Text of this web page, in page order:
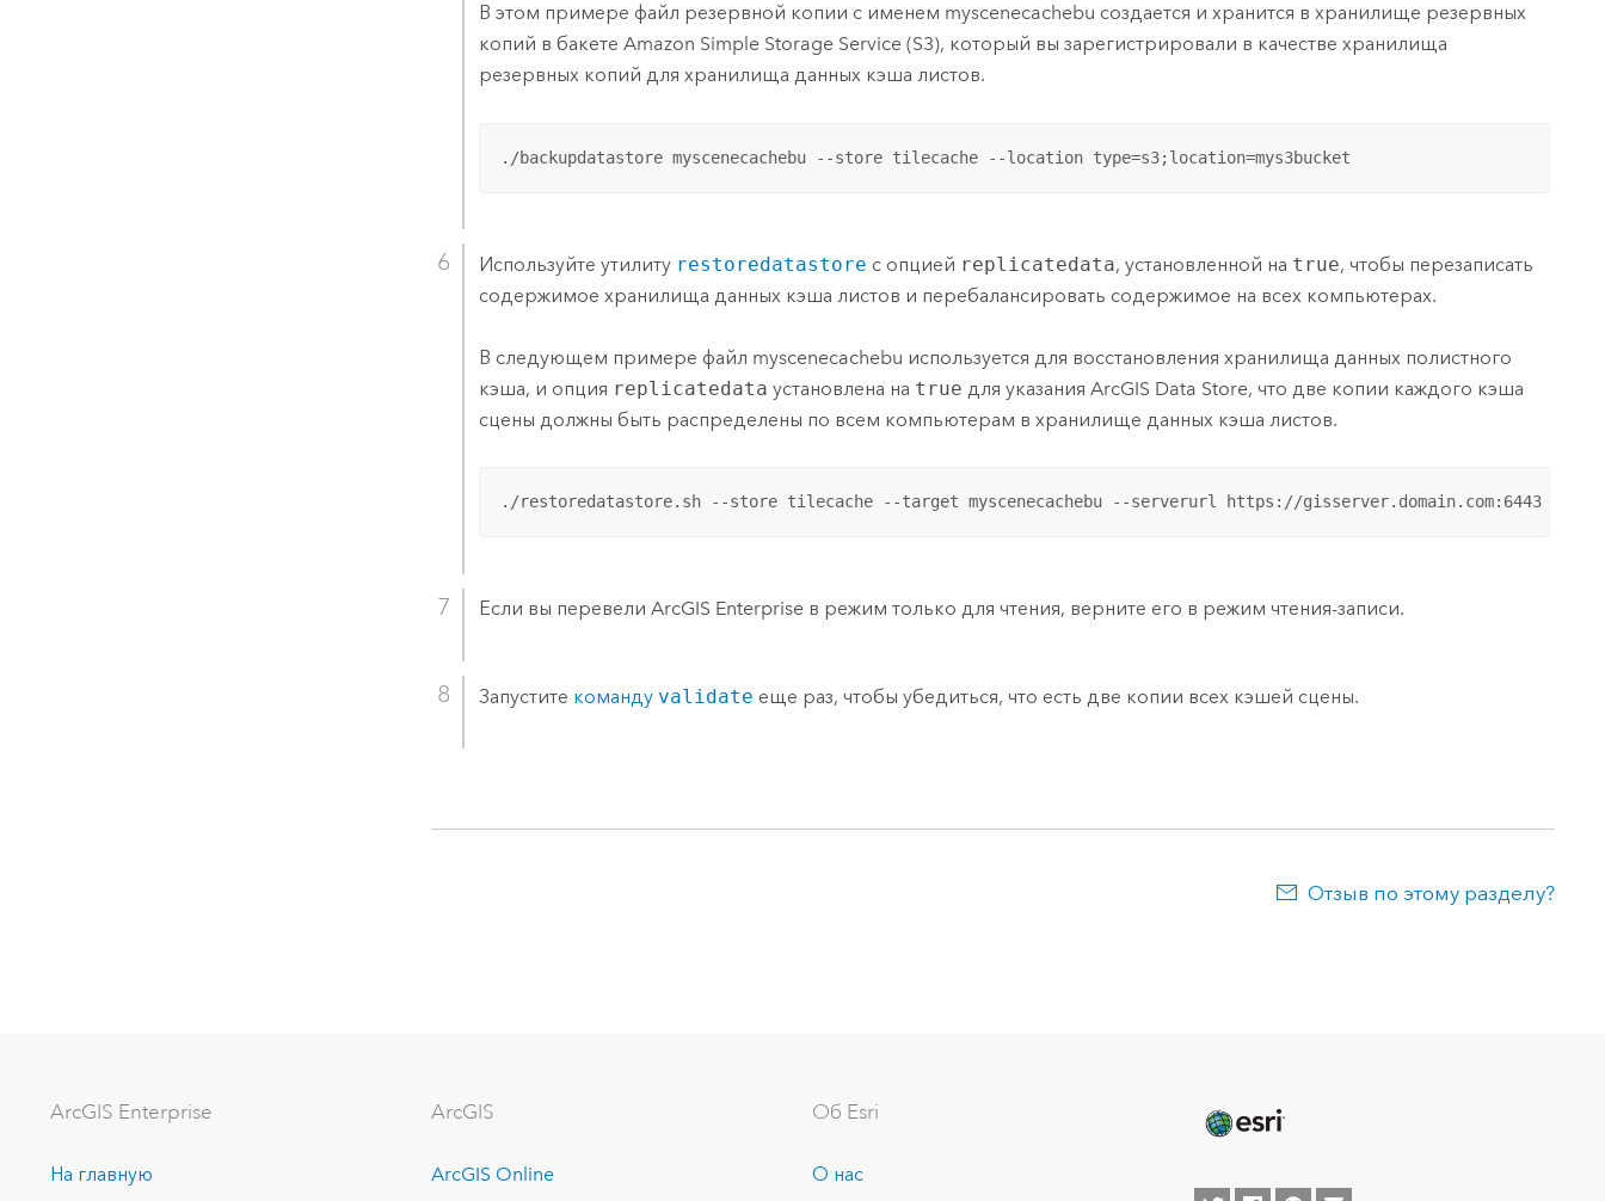
В этом примере файл резервной копии с именем myscenecachebu создается и хранится в хранилище резервных
копий в бакетеAmazon Simple Storage Service (S3), который вы зарегистрировали в качестве хранилища
резервных копий для хранилища данных кэша листов.
./backupdatastore myscenecachebu --store tilecache --location type=s3;location=mys3bucket
Используйте утилиту restoredatastore с опцией replicatedata, установленной на true, чтобы перезаписать
содержимое хранилища данных кэша листов и перебалансировать содержимое на всех компьютерах.
В следующем примере файл myscenecachebu используется для восстановления хранилища данных полистного
кэша, и опция replicatedata установлена на true для указанияArcGIS Data Store, что две копии каждого кэша
сцены должны быть распределены по всем компьютерам в хранилище данных кэша листов.
./restoredatastore.sh --store tilecache --target myscenecachebu --serverurl https://gisserver.domain.com:6443 --
Если вы перевелиArcGIS Enterprise в режим только для чтения, верните его в режим чтения-записи.
Запустите команду validate еще раз, чтобы убедиться, что есть две копии всех кэшей сцены.
Отзыв по этому разделу?
ArcGIS Enterprise
На главную
ArcGIS
ArcGIS Online
Об Esri
О нас